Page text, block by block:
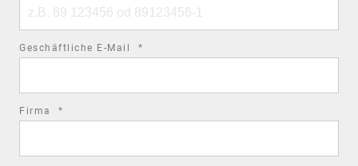
number
Geschäftliche E-Mail *
Firma *